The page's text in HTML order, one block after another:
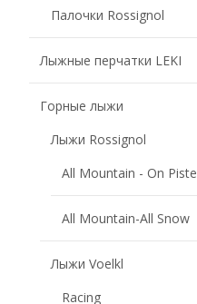
Палочки Rossignol
Лыжные перчатки LEKI
Горные лыжи
Лыжи Rossignol
All Mountain - On Piste
All Mountain-All Snow
Лыжи Voelkl
Racing